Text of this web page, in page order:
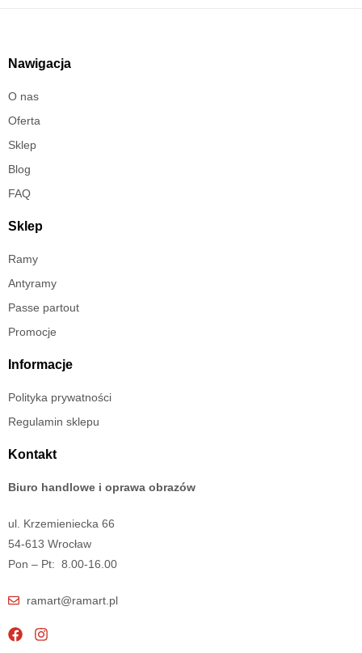
Nawigacja
O nas
Oferta
Sklep
Blog
FAQ
Sklep
Ramy
Antyramy
Passe partout
Promocje
Informacje
Polityka prywatności
Regulamin sklepu
Kontakt
Biuro handlowe i oprawa obrazów
ul. Krzemieniecka 66
54-613 Wrocław
Pon – Pt: 8.00-16.00
ramart@ramart.pl